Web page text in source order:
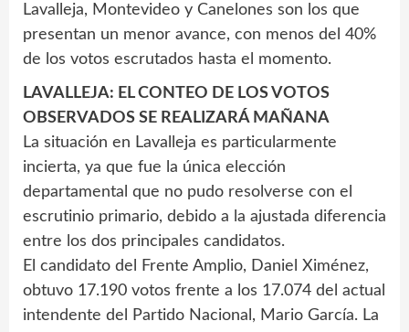
Lavalleja, Montevideo y Canelones son los que
presentan un menor avance, con menos del 40%
de los votos escrutados hasta el momento.
LAVALLEJA: EL CONTEO DE LOS VOTOS
OBSERVADOS SE REALIZARÁ MAÑANA
La situación en Lavalleja es particularmente
incierta, ya que fue la única elección
departamental que no pudo resolverse con el
escrutinio primario, debido a la ajustada diferencia
entre los dos principales candidatos.
El candidato del Frente Amplio, Daniel Ximénez,
obtuvo 17.190 votos frente a los 17.074 del actual
intendente del Partido Nacional, Mario García. La